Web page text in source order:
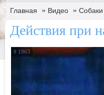
Главная » Видео » Собаки
Действия при
# 1963